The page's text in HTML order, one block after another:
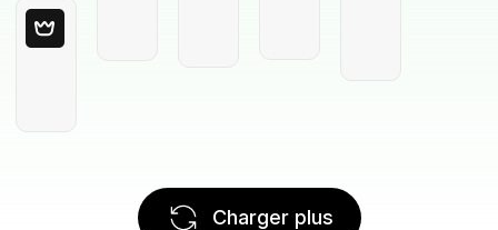
Charger plus